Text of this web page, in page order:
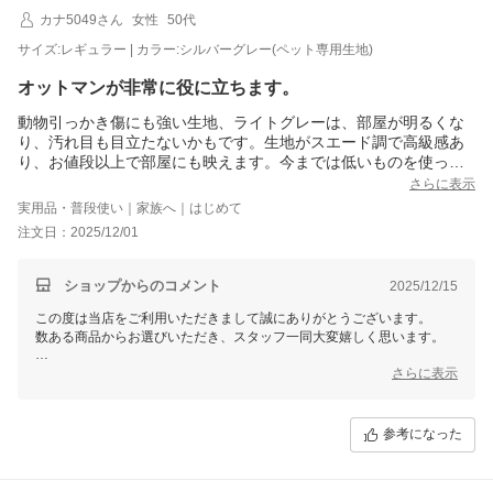
カナ5049さん
女性
50代
サイズ:レギュラー | カラー:シルバーグレー(ペット専用生地)
オットマンが非常に役に立ちます。
動物引っかき傷にも強い生地、ライトグレーは、部屋が明るくな
り、汚れ目も目立たないかもです。生地がスエード調で高級感あ
り、お値段以上で部屋にも映えます。今までは低いものを使って
いたので、立つ時に腰と膝に負担がかかりましたが。この高さに
なって負担が軽いです。
2人でオットマンを両端に置いて、それぞれが足を伸ばせるところ
が気に入りました。
くくっつけるだけなので、外側に重心を掛けるとクニャっとし
硬さもよく気持ちが良くて、つい寝落ちします。
さらに表示
実用品・普段使い｜家族へ｜はじめて
注文日：2025/12/01
ショップからのコメント 2025/12/15
この度は当店をご利用いただきまして誠にありがとうございます。
数ある商品からお選びいただき、スタッフ一同大変嬉しく思います。
これからもお客様にご満足いただける商品をご提供できるようさらに表示
参考になった